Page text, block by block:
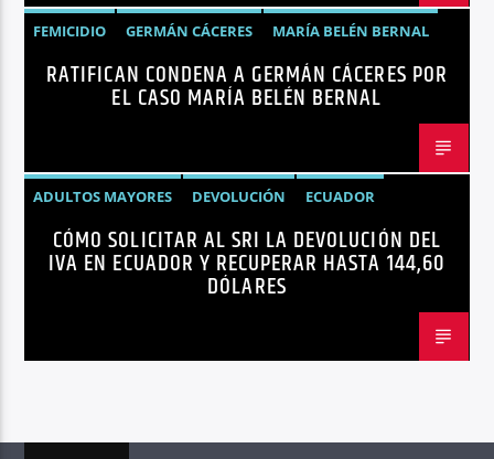
FEMICIDIO GERMÁN CÁCERES
MARÍA BELÉN BERNAL
NOTICIAS
SEGURIDAD
RATIFICAN CONDENA A GERMÁN CÁCERES POR
EL CASO MARÍA BELÉN BERNAL
ADULTOS MAYORES DEVOLUCIÓN
ECUADOR
NEGOCIOS
NOTICIAS PERSONAS CON DISCAPACIDAD
CÓMO SOLICITAR AL SRI LA DEVOLUCIÓN DEL
IVA EN ECUADOR Y RECUPERAR HASTA 144,60
DÓLARES